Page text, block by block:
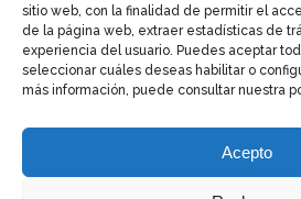
sitio web, con la finalidad de permitir el
de la página web, extraer estadísticas de
experiencia del usuario. Puedes aceptar
seleccionar cuáles deseas habilitar o
más información, puede consultar nuestra
Acepto